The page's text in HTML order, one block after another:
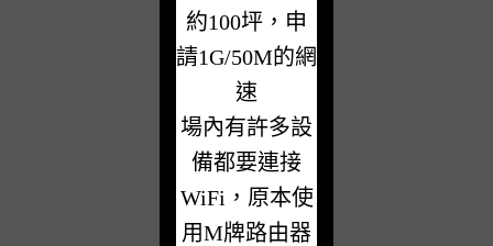
約100坪，申
請1G/50M的網
速
場內有許多設
備都要連接
WiFi，原本使
用M牌路由器